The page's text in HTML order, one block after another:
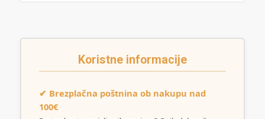
Koristne informacije
✔ Brezplačna poštnina ob nakupu nad
100€